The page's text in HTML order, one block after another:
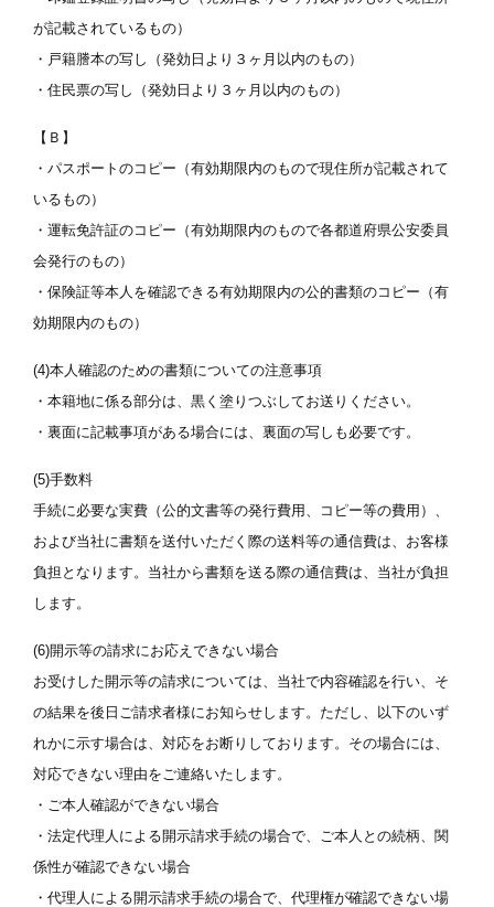
が記載されているもの）
・戸籍謄本の写し（発効日より３ヶ月以内のもの）
・住民票の写し（発効日より３ヶ月以内のもの）
【Ｂ】
・パスポートのコピー（有効期限内のもので現住所が記載されて
いるもの）
・運転免許証のコピー（有効期限内のもので各都道府県公安委員
会発行のもの）
・保険証等本人を確認できる有効期限内の公的書類のコピー（有
効期限内のもの）
(4)本人確認のための書類についての注意事項
・本籍地に係る部分は、黒く塗りつぶしてお送りください。
・裏面に記載事項がある場合には、裏面の写しも必要です。
(5)手数料
手続に必要な実費（公的文書等の発行費用、コピー等の費用）、
および当社に書類を送付いただく際の送料等の通信費は、お客様
負担となります。当社から書類を送る際の通信費は、当社が負担
します。
(6)開示等の請求にお応えできない場合
お受けした開示等の請求については、当社で内容確認を行い、そ
の結果を後日ご請求者様にお知らせします。ただし、以下のいず
れかに示す場合は、対応をお断りしております。その場合には、
対応できない理由をご連絡いたします。
・ご本人確認ができない場合
・法定代理人による開示請求手続の場合で、ご本人との続柄、関
係性が確認できない場合
・代理人による開示請求手続の場合で、代理権が確認できない場